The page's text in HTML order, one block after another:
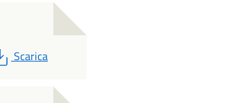
PDF
Scarica